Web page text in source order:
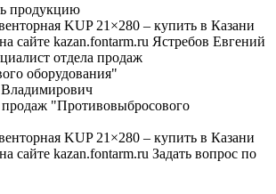
продукцию
продаж "Противовыбросового